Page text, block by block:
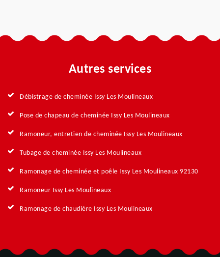
Autres services
Débistrage de cheminée Issy Les Moulineaux
Pose de chapeau de cheminée Issy Les Moulineaux
Ramoneur, entretien de cheminée Issy Les Moulineaux
Tubage de cheminée Issy Les Moulineaux
Ramonage de cheminée et poêle Issy Les Moulineaux 92130
Ramoneur Issy Les Moulineaux
Ramonage de chaudière Issy Les Moulineaux